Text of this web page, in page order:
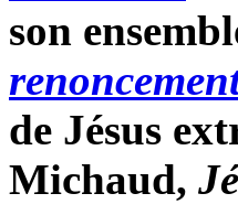
son
de Jésus
Michaud,